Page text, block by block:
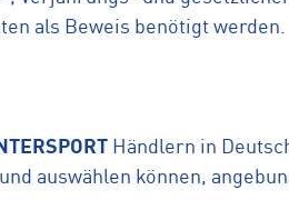
als Beweis benötigt werden.
Händlern in
auswählen können,